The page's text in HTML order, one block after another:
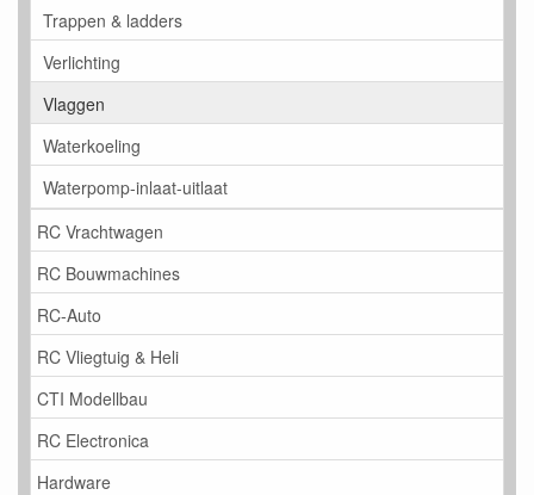
Trappen & ladders
Verlichting
Vlaggen
Waterkoeling
Waterpomp-inlaat-uitlaat
RC Vrachtwagen
RC Bouwmachines
RC-Auto
RC Vliegtuig & Heli
CTI Modellbau
RC Electronica
Hardware